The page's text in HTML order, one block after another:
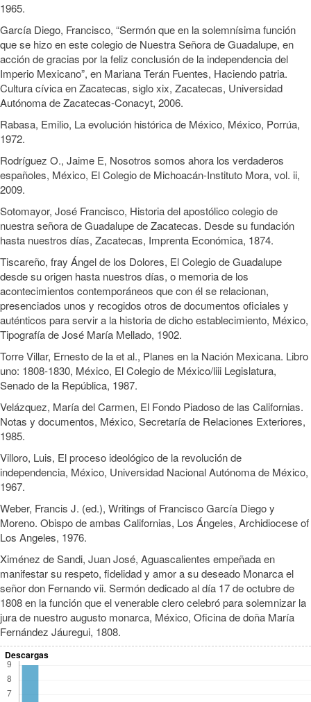
1965.
García Diego, Francisco, “Sermón que en la solemnísima función
que se hizo en este colegio de Nuestra Señora de Guadalupe, en
acción de gracias por la feliz conclusión de la independencia del
Imperio Mexicano”, en Mariana Terán Fuentes, Haciendo patria.
Cultura cívica en Zacatecas, siglo xix, Zacatecas, Universidad
Autónoma de Zacatecas-Conacyt, 2006.
Rabasa, Emilio, La evolución histórica de México, México, Porrúa,
1972.
Rodríguez O., Jaime E, Nosotros somos ahora los verdaderos
españoles, México, El Colegio de Michoacán-Instituto Mora, vol. ii,
2009.
Sotomayor, José Francisco, Historia del apostólico colegio de
nuestra señora de Guadalupe de Zacatecas. Desde su fundación
hasta nuestros días, Zacatecas, Imprenta Económica, 1874.
Tiscareño, fray Ángel de los Dolores, El Colegio de Guadalupe
desde su origen hasta nuestros días, o memoria de los
acontecimientos contemporáneos que con él se relacionan,
presenciados unos y recogidos otros de documentos oficiales y
auténticos para servir a la historia de dicho establecimiento, México,
Tipografía de José María Mellado, 1902.
Torre Villar, Ernesto de la et al., Planes en la Nación Mexicana. Libro
uno: 1808-1830, México, El Colegio de México/liii Legislatura,
Senado de la República, 1987.
Velázquez, María del Carmen, El Fondo Piadoso de las Californias.
Notas y documentos, México, Secretaría de Relaciones Exteriores,
1985.
Villoro, Luis, El proceso ideológico de la revolución de
independencia, México, Universidad Nacional Autónoma de México,
1967.
Weber, Francis J. (ed.), Writings of Francisco García Diego y
Moreno. Obispo de ambas Californias, Los Ángeles, Archidiocese of
Los Angeles, 1976.
Ximénez de Sandi, Juan José, Aguascalientes empeñada en
manifestar su respeto, fidelidad y amor a su deseado Monarca el
señor don Fernando vii. Sermón dedicado al día 17 de octubre de
1808 en la función que el venerable clero celebró para solemnizar la
jura de nuestro augusto monarca, México, Oficina de doña María
Fernández Jáuregui, 1808.
Descargas